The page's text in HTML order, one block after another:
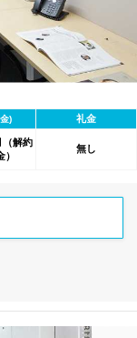
) 礼金
（解約
無し